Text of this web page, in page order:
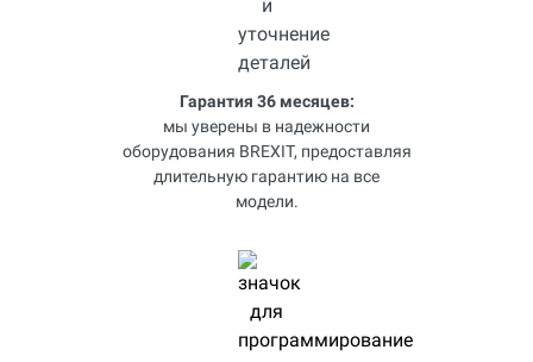
Гарантия 36 месяцев:
мы уверены в надежности
оборудования BREXIT, предоставляя
длительную гарантию на все
модели.